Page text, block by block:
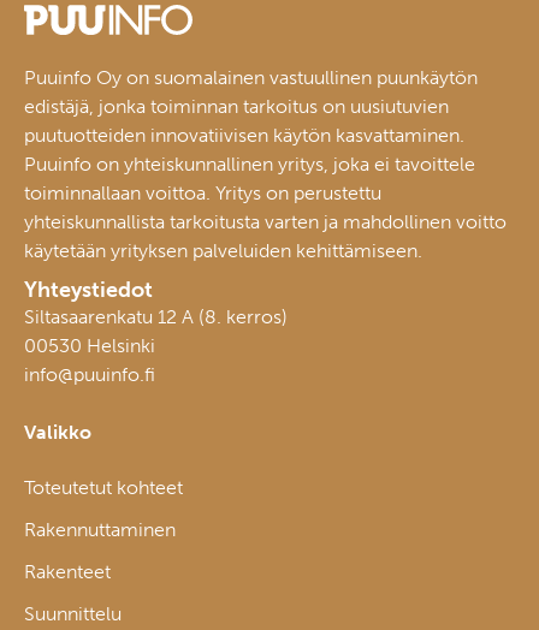
Puuinfo Oy on suomalainen vastuullinen puunkäytön
edistäjä, jonka toiminnan tarkoitus on uusiutuvien
puutuotteiden innovatiivisen käytön kasvattaminen.
Puuinfo on yhteiskunnallinen yritys, joka ei tavoittele
toiminnallaan voittoa. Yritys on perustettu
yhteiskunnallista tarkoitusta varten ja mahdollinen voitto
käytetään yrityksen palveluiden kehittämiseen.
Yhteystiedot
Siltasaarenkatu 12 A (8. kerros)
00530 Helsinki
info@puuinfo.fi
Valikko
Toteutetut kohteet
Rakennuttaminen
Rakenteet
Suunnittelu